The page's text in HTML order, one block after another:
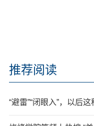
推荐阅读
“避雷”“闭眼入”，以后